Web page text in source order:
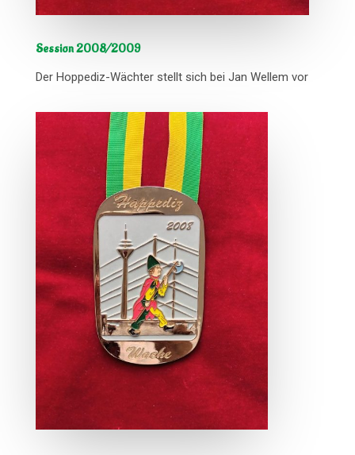
Session 2008/2009
Der Hoppediz-Wächter stellt sich bei Jan Wellem vor